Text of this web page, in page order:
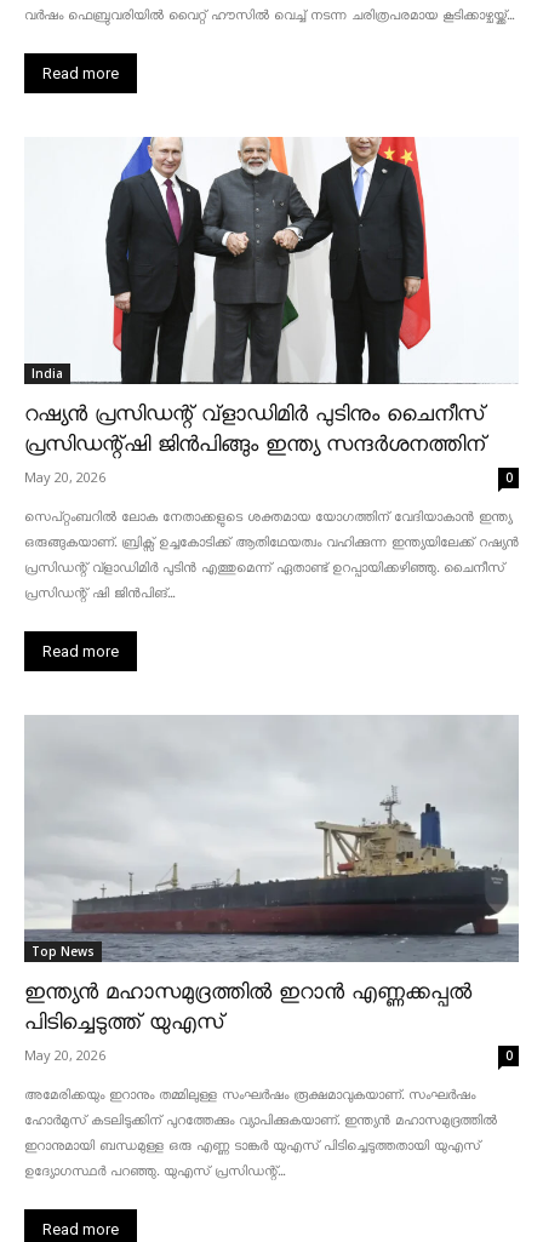
വർഷം ഫെബ്രുവരിയിൽ വൈറ്റ് ഹൗസിൽ വെച്ച് നടന്ന ചരിത്രപരമായ കൂടിക്കാഴ്ചയ്ക്ക്...
Read more
India
റഷ്യൻ പ്രസിഡന്റ് വ്‌ളാഡിമിർ പുടിനും ചൈനീസ്
പ്രസിഡന്റ്ഷി ജിൻപിങ്ങും ഇന്ത്യ സന്ദർശനത്തിന്
May 20, 2026 0
സെപ്റ്റംബറിൽ ലോക നേതാക്കളുടെ ശക്തമായ യോഗത്തിന് വേദിയാകാൻ ഇന്ത്യ
ഒരുങ്ങുകയാണ്. ബ്രിക്സ് ഉച്ചകോടിക്ക് ആതിഥേയത്വം വഹിക്കുന്ന ഇന്ത്യയിലേക്ക് റഷ്യൻ
പ്രസിഡന്റ് വ്‌ളാഡിമിർ പുടിൻ എത്തുമെന്ന് ഏതാണ്ട് ഉറപ്പായിക്കഴിഞ്ഞു. ചൈനീസ്
പ്രസിഡന്റ് ഷി ജിൻപിങ്...
Read more
Top News
ഇന്ത്യൻ മഹാസമുദ്രത്തിൽ ഇറാൻ എണ്ണക്കപ്പൽ
പിടിച്ചെടുത്ത് യുഎസ്
May 20, 2026 0
അമേരിക്കയും ഇറാനും തമ്മിലുള്ള സംഘർഷം രൂക്ഷമാവുകയാണ്. സംഘർഷം
ഹോർമുസ് കടലിടുക്കിന് പുറത്തേക്കും വ്യാപിക്കുകയാണ്. ഇന്ത്യൻ മഹാസമുദ്രത്തിൽ
ഇറാനുമായി ബന്ധമുള്ള ഒരു എണ്ണ ടാങ്കർ യുഎസ് പിടിച്ചെടുത്തതായി യുഎസ്
ഉദ്യോഗസ്ഥർ പറഞ്ഞു. യുഎസ് പ്രസിഡന്റ്...
Read more